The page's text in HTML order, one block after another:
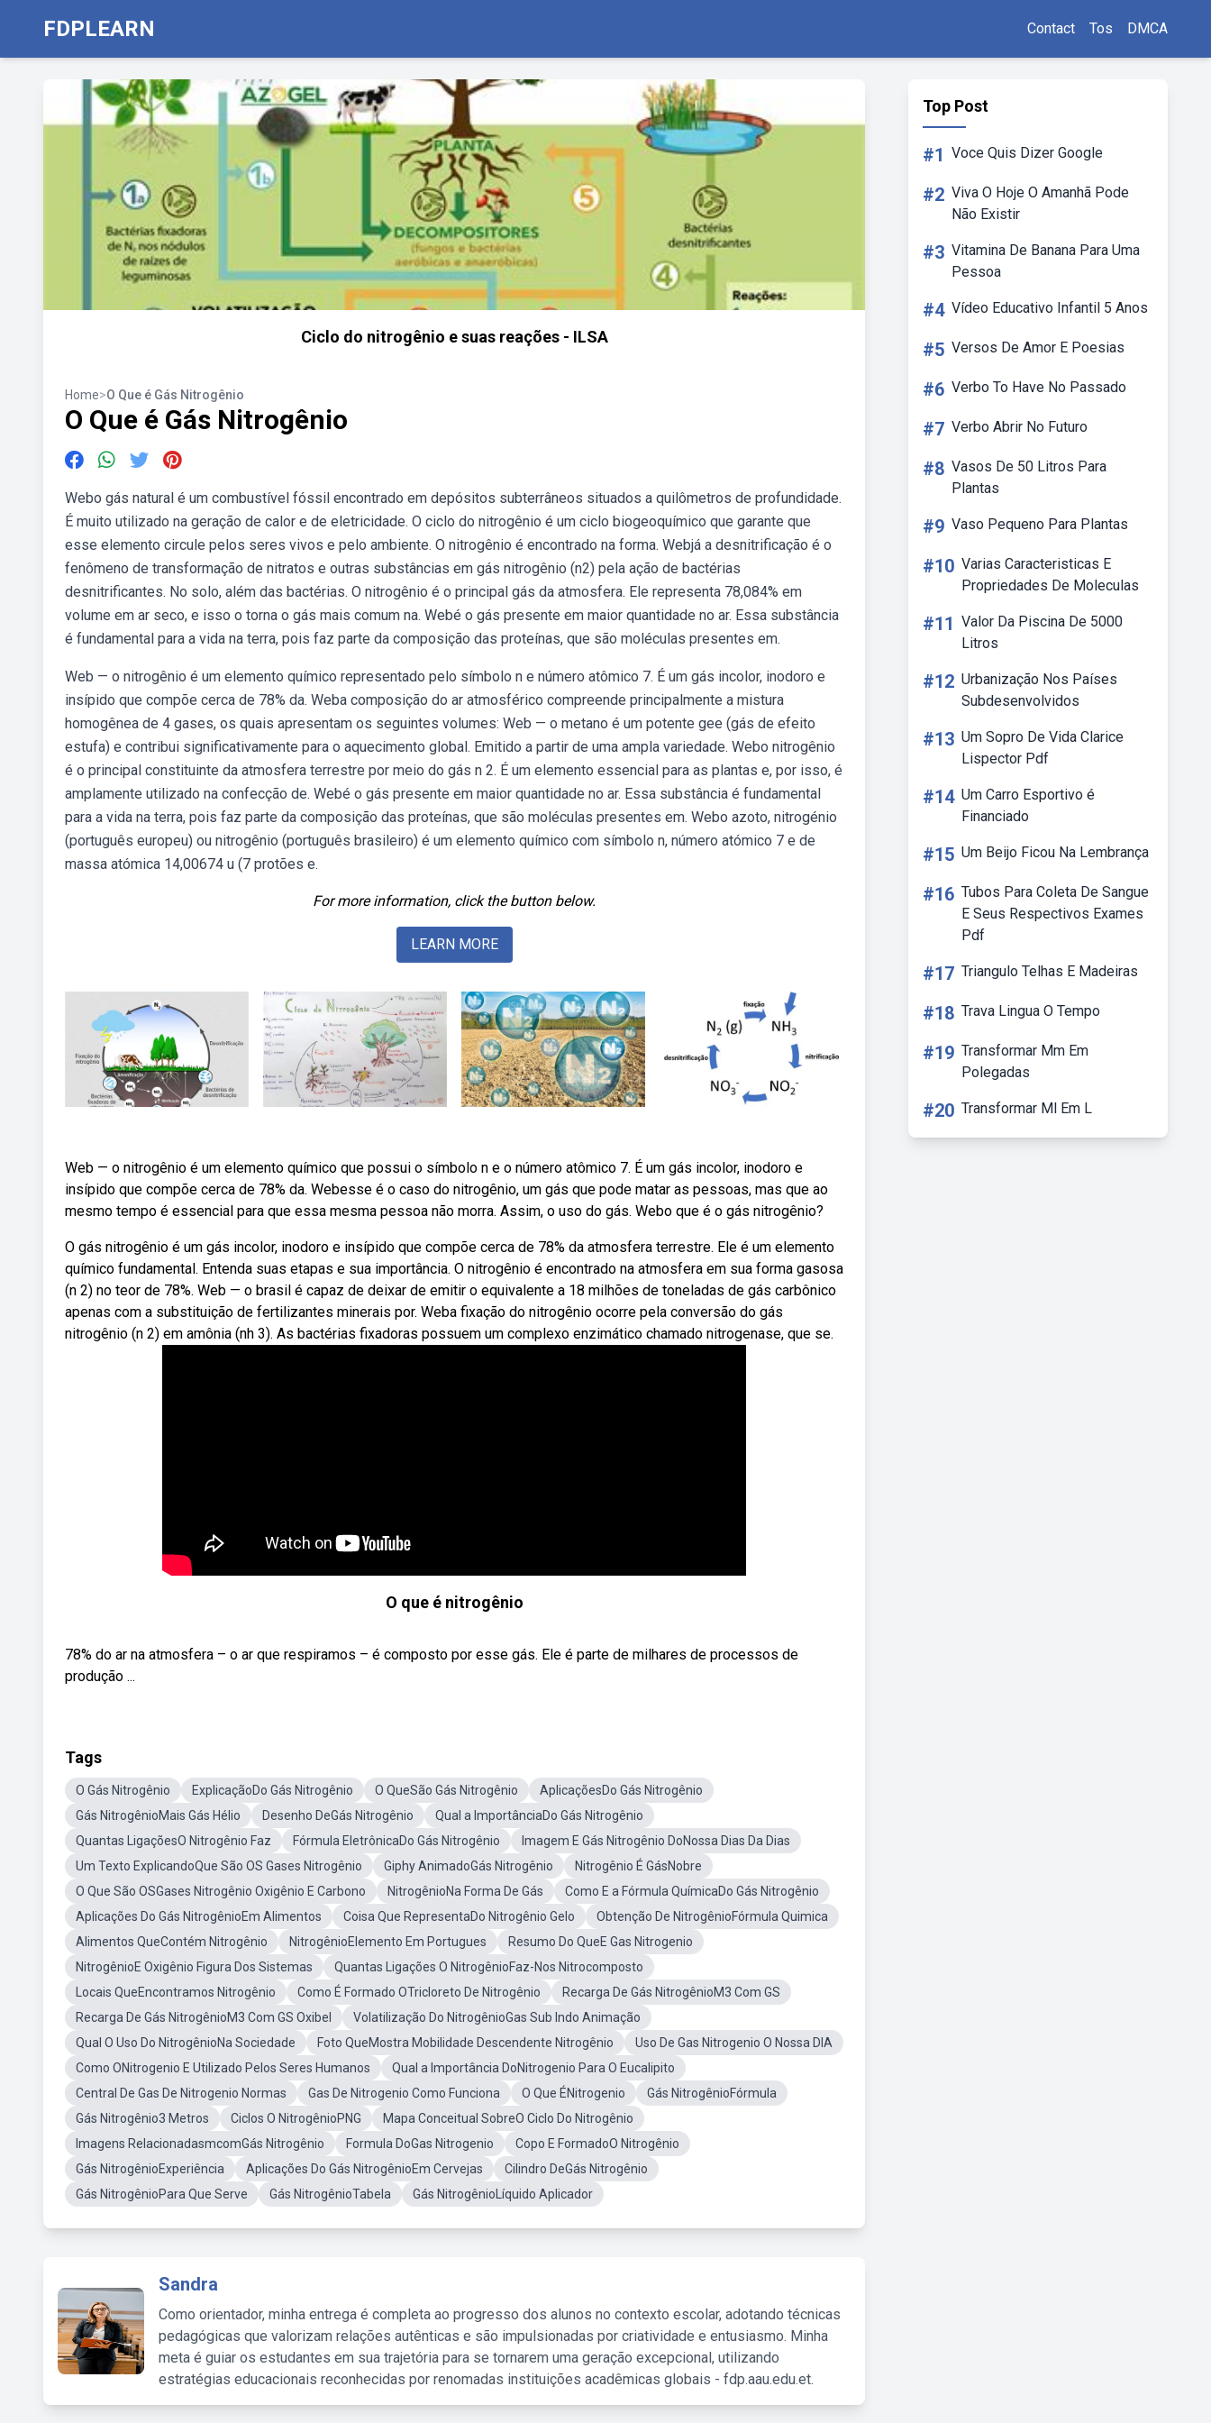
FDPLEARN Contact Tos DMCA
Ciclo do nitrogênio e suas reações - ILSA
Home>O Que é Gás Nitrogênio
O Que é Gás Nitrogênio
Webo gás natural é um combustível fóssil encontrado em depósitos subterrâneos situados a quilômetros de profundidade.
É muito utilizado na geração de calor e de eletricidade. O ciclo do nitrogênio é um ciclo biogeoquímico que garante que
esse elemento circule pelos seres vivos e pelo ambiente. O nitrogênio é encontrado na forma. Webjá a desnitrificação é o
fenômeno de transformação de nitratos e outras substâncias em gás nitrogênio (n2) pela ação de bactérias
desnitrificantes. No solo, além das bactérias. O nitrogênio é o principal gás da atmosfera. Ele representa 78,084% em
volume em ar seco, e isso o torna o gás mais comum na. Webé o gás presente em maior quantidade no ar. Essa substância
é fundamental para a vida na terra, pois faz parte da composição das proteínas, que são moléculas presentes em.
Web — o nitrogênio é um elemento químico representado pelo símbolo n e número atômico 7. É um gás incolor, inodoro e
insípido que compõe cerca de 78% da. Weba composição do ar atmosférico compreende principalmente a mistura
homogênea de 4 gases, os quais apresentam os seguintes volumes: Web — o metano é um potente gee (gás de efeito
estufa) e contribui significativamente para o aquecimento global. Emitido a partir de uma ampla variedade. Webo nitrogênio
é o principal constituinte da atmosfera terrestre por meio do gás n 2. É um elemento essencial para as plantas e, por isso, é
amplamente utilizado na confecção de. Webé o gás presente em maior quantidade no ar. Essa substância é fundamental
para a vida na terra, pois faz parte da composição das proteínas, que são moléculas presentes em. Webo azoto, nitrogénio
(português europeu) ou nitrogênio (português brasileiro) é um elemento químico com símbolo n, número atómico 7 e de
massa atómica 14,00674 u (7 protões e.
For more information, click the button below.
LEARN MORE
Web — o nitrogênio é um elemento químico que possui o símbolo n e o número atômico 7. É um gás incolor, inodoro e
insípido que compõe cerca de 78% da. Webesse é o caso do nitrogênio, um gás que pode matar as pessoas, mas que ao
mesmo tempo é essencial para que essa mesma pessoa não morra. Assim, o uso do gás. Webo que é o gás nitrogênio?
O gás nitrogênio é um gás incolor, inodoro e insípido que compõe cerca de 78% da atmosfera terrestre. Ele é um elemento
químico fundamental. Entenda suas etapas e sua importância. O nitrogênio é encontrado na atmosfera em sua forma gasosa
(n 2) no teor de 78%. Web — o brasil é capaz de deixar de emitir o equivalente a 18 milhões de toneladas de gás carbônico
apenas com a substituição de fertilizantes minerais por. Weba fixação do nitrogênio ocorre pela conversão do gás
nitrogênio (n 2) em amônia (nh 3). As bactérias fixadoras possuem um complexo enzimático chamado nitrogenase, que se.
O que é nitrogênio
78% do ar na atmosfera – o ar que respiramos – é composto por esse gás. Ele é parte de milhares de processos de
produção ...
Tags
O Gás Nitrogênio ExplicaçãoDo Gás Nitrogênio O QueSão Gás Nitrogênio
AplicaçõesDo Gás Nitrogênio
Gás NitrogênioMais Gás Hélio
Desenho DeGás Nitrogênio
Qual a ImportânciaDo Gás Nitrogênio
Quantas LigaçõesO Nitrogênio Faz
Fórmula EletrônicaDo Gás Nitrogênio
Imagem E Gás Nitrogênio DoNossa Dias Da Dias
Um Texto ExplicandoQue São OS Gases Nitrogênio
Giphy AnimadoGás Nitrogênio
Nitrogênio É GásNobre
O Que São OSGases Nitrogênio Oxigênio E Carbono
NitrogênioNa Forma De Gás
Como E a Fórmula QuímicaDo Gás Nitrogênio
Aplicações Do Gás NitrogênioEm Alimentos
Coisa Que RepresentaDo Nitrogênio Gelo
Obtenção De NitrogênioFórmula Quimica
Alimentos QueContém Nitrogênio
NitrogênioElemento Em Portugues
Resumo Do QueE Gas Nitrogenio
NitrogênioE Oxigênio Figura Dos Sistemas
Quantas Ligações O NitrogênioFaz-Nos Nitrocomposto
Locais QueEncontramos Nitrogênio
Como É Formado OTricloreto De Nitrogênio
Recarga De Gás NitrogênioM3 Com GS
Recarga De Gás NitrogênioM3 Com GS Oxibel
Volatilização Do NitrogênioGas Sub Indo Animação
Qual O Uso Do NitrogênioNa Sociedade
Foto QueMostra Mobilidade Descendente Nitrogênio
Uso De Gas Nitrogenio O Nossa DIA
Como ONitrogenio E Utilizado Pelos Seres Humanos
Qual a Importância DoNitrogenio Para O Eucalipito
Central De Gas De Nitrogenio Normas
Gas De Nitrogenio Como Funciona O Que ÉNitrogenio
Gás NitrogênioFórmula
Gás Nitrogênio3 Metros
Ciclos O NitrogênioPNG
Mapa Conceitual SobreO Ciclo Do Nitrogênio
Imagens RelacionadasmcomGás Nitrogênio
Formula DoGas Nitrogenio
Copo E FormadoO Nitrogênio
Gás NitrogênioExperiência
Aplicações Do Gás NitrogênioEm Cervejas
Cilindro DeGás Nitrogênio
Gás NitrogênioPara Que Serve
Gás NitrogênioTabela Gás NitrogênioLíquido Aplicador
Sandra
Como orientador, minha entrega é completa ao progresso dos alunos no contexto escolar, adotando técnicas
pedagógicas que valorizam relações autênticas e são impulsionadas por criatividade e entusiasmo. Minha
meta é guiar os estudantes em sua trajetória para se tornarem uma geração excepcional, utilizando
estratégias educacionais reconhecidas por renomadas instituições acadêmicas globais - fdp.aau.edu.et.
Top Post
#1 Voce Quis Dizer Google
#2 Viva O Hoje O Amanhã Pode
Não Existir
#3 Vitamina De Banana Para Uma
Pessoa
#4 Vídeo Educativo Infantil 5 Anos
#5 Versos De Amor E Poesias
#6 Verbo To Have No Passado
#7 Verbo Abrir No Futuro
#8 Vasos De 50 Litros Para
Plantas
#9 Vaso Pequeno Para Plantas
#10 Varias Caracteristicas E
Propriedades De Moleculas
#11 Valor Da Piscina De 5000
Litros
#12 Urbanização Nos Países
Subdesenvolvidos
#13 Um Sopro De Vida Clarice
Lispector Pdf
#14 Um Carro Esportivo é
Financiado
#15 Um Beijo Ficou Na Lembrança
#16 Tubos Para Coleta De Sangue
E Seus Respectivos Exames
Pdf
#17 Triangulo Telhas E Madeiras
#18 Trava Lingua O Tempo
#19 Transformar Mm Em
Polegadas
#20 Transformar Ml Em L